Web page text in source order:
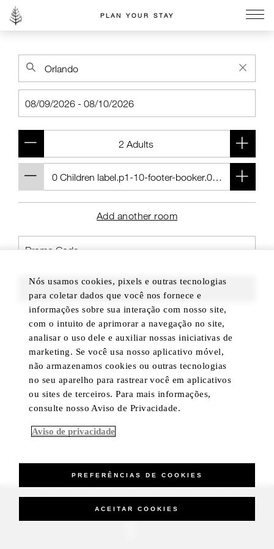
PLAN YOUR STAY
Add another room
FIND ROOMS
_Four Seasons Hotels Limited 1997-2026. All Rights Reserved.
Nós usamos cookies, pixels e outras tecnologias
para coletar dados que você nos fornece e
informações sobre sua interação com nosso site,
com o intuito de aprimorar a navegação no site,
analisar o uso dele e auxiliar nossas iniciativas de
marketing. Se você usa nosso aplicativo móvel,
não armazenamos cookies ou outras tecnologias
no seu aparelho para rastrear você em aplicativos
ou sites de terceiros. Para mais informações,
consulte nosso Aviso de Privacidade.
Aviso de privacidade
PREFERÊNCIAS DE COOKIES
ACEITAR COOKIES